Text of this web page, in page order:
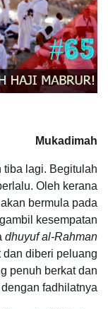
Mukadimah
tiba lagi. Begitulah
Oleh kerana
bermula pada
kesempatan
dhuyuf al-Rahman
dan diberi peluang
penuh berkat dan
fadhilatnya.